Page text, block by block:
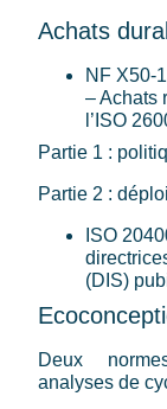
Achats
NF X50-
– Achats
l’ISO
Partie 1 :
Partie 2 :
ISO
(DIS)
Deux
analyses de